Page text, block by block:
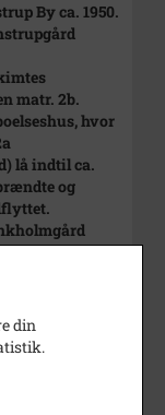
By ca. 1950.
matr. 2b.
hvor
lå indtil ca.
og
din